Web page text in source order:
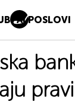
AI POSLOVI